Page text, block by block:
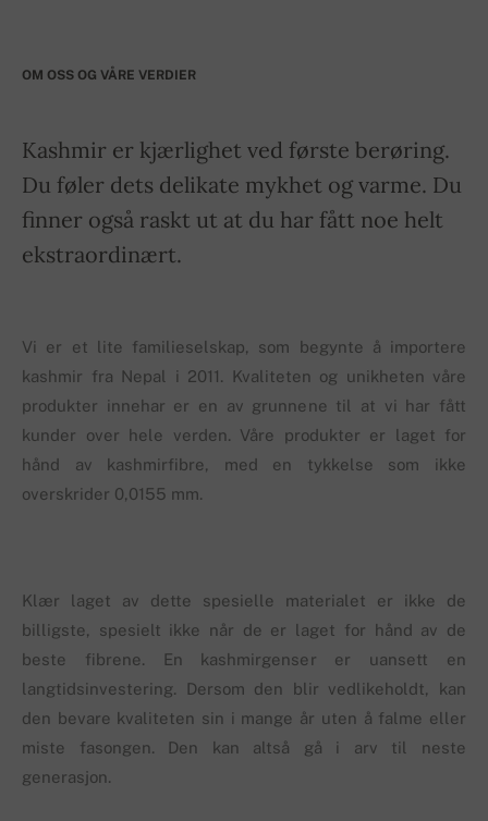
OM OSS OG VÅRE VERDIER
Kashmir er kjærlighet ved første berøring.
Du føler dets delikate mykhet og varme. Du
finner også raskt ut at du har fått noe helt
ekstraordinært.
Vi er et lite familieselskap, som begynte å importere
kashmir fra Nepal i 2011. Kvaliteten og unikheten våre
produkter innehar er en av grunnene til at vi har fått
kunder over hele verden. Våre produkter er laget for
hånd av kashmirfibre, med en tykkelse som ikke
overskrider 0,0155 mm.
Klær laget av dette spesielle materialet er ikke de
billigste, spesielt ikke når de er laget for hånd av de
beste fibrene. En kashmirgenser er uansett en
langtidsinvestering. Dersom den blir vedlikeholdt, kan
den bevare kvaliteten sin i mange år uten å falme eller
miste fasongen. Den kan altså gå i arv til neste
generasjon.